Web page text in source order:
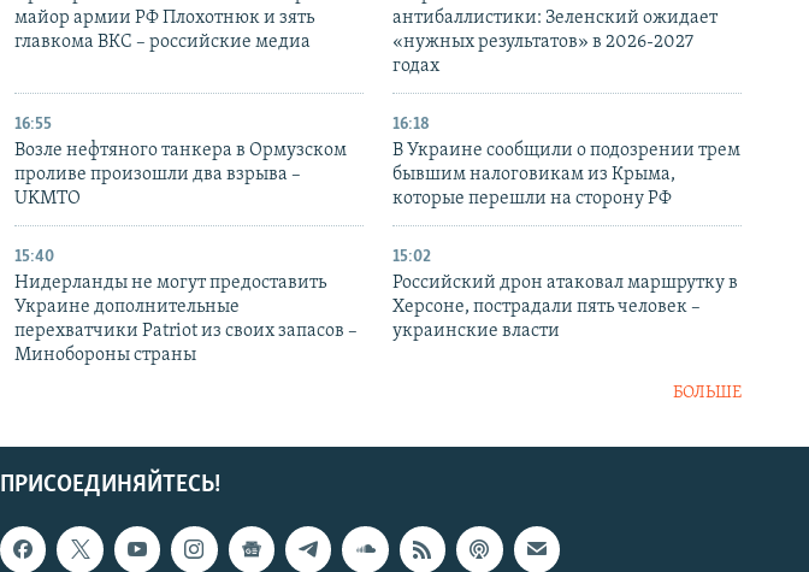
майор армии РФ Плохотнюк и зять
главкома ВКС – российские медиа
антибаллистики: Зеленский ожидает
«нужных результатов» в 2026-2027
годах
16:55
Возле нефтяного танкера в Ормузском
проливе произошли два взрыва –
UKMTO
16:18
В Украине сообщили о подозрении трем
бывшим налоговикам из Крыма,
которые перешли на сторону РФ
15:40
Нидерланды не могут предоставить
Украине дополнительные
перехватчики Patriot из своих запасов –
Минобороны страны
15:02
Российский дрон атаковал маршрутку в
Херсоне, пострадали пять человек –
украинские власти
БОЛЬШЕ
ПРИСОЕДИНЯЙТЕСЬ!